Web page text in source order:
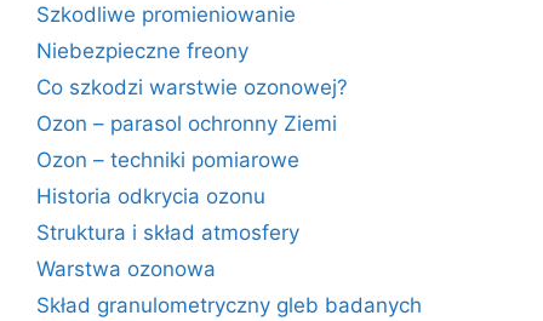
Szkodliwe promieniowanie
Niebezpieczne freony
Co szkodzi warstwie ozonowej?
Ozon – parasol ochronny Ziemi
Ozon – techniki pomiarowe
Historia odkrycia ozonu
Struktura i skład atmosfery
Warstwa ozonowa
Skład granulometryczny gleb badanych